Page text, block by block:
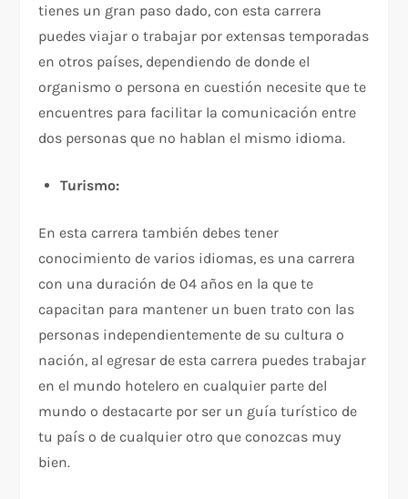
tienes un gran paso dado, con esta carrera
puedes viajar o trabajar por extensas temporadas
en otros países, dependiendo de donde el
organismo o persona en cuestión necesite que te
encuentres para facilitar la comunicación entre
dos personas que no hablan el mismo idioma.
Turismo:
En esta carrera también debes tener
conocimiento de varios idiomas, es una carrera
con una duración de 04 años en la que te
capacitan para mantener un buen trato con las
personas independientemente de su cultura o
nación, al egresar de esta carrera puedes trabajar
en el mundo hotelero en cualquier parte del
mundo o destacarte por ser un guía turístico de
tu país o de cualquier otro que conozcas muy
bien.